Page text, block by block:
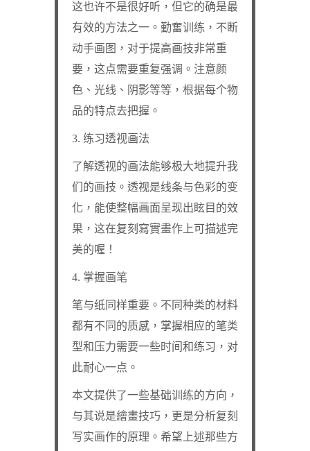
这也许不是很好听，但它的确是最
有效的方法之一。勤奮训练，不断
动手画图，对于提高画技非常重
要，这点需要重复强调。注意颜
色、光线、阴影等等，根据每个物
品的特点去把握。
3. 练习透视画法
了解透视的画法能够极大地提升我
们的画技。透视是线条与色彩的变
化，能使整幅画面呈现出眩目的效
果，这在复刻寫實畫作上可描述完
美的喔！
4. 掌握画笔
笔与纸同样重要。不同种类的材料
都有不同的质感，掌握相应的笔类
型和压力需要一些时间和练习，对
此耐心一点。
本文提供了一些基础训练的方向，
与其说是繪畫技巧，更是分析复刻
写实画作的原理。希望上述那些方